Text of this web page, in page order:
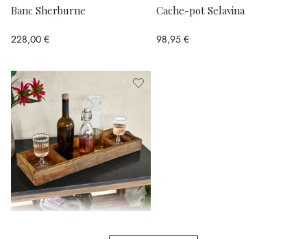
Banc Sherburne
228,00 €
Cache-pot Selavina
98,95 €